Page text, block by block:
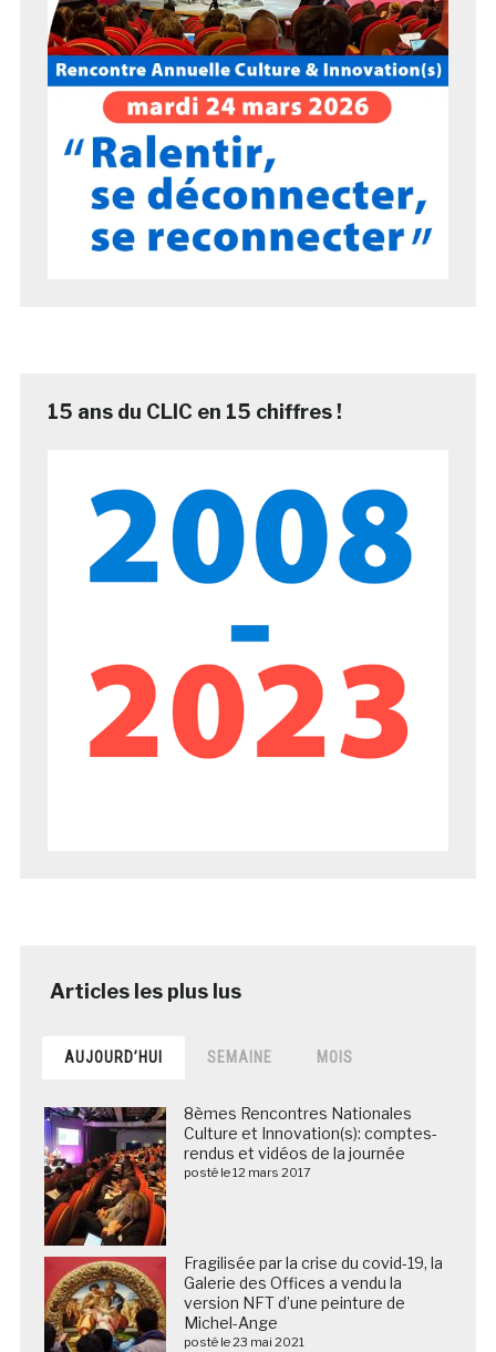
15 ans du CLIC en 15 chiffres !
AUJOURD’HUI SEMAINE MOIS
8èmes Rencontres Nationales
Culture et Innovation(s): comptes-
rendus et vidéos de la journée
posté le 12 mars 2017
Fragilisée par la crise du covid-19, la
Galerie des Offices a vendu la
version NFT d’une peinture de
Michel-Ange
posté le 23 mai 2021